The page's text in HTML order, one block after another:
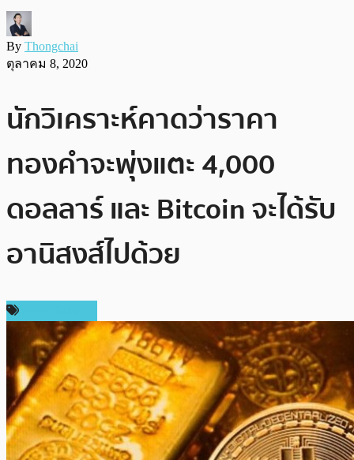
By Thongchai
ตุลาคม 8, 2020
นักวิเคราะห์คาดว่าราคา
ทองคำจะพุ่งแตะ 4,000
ดอลลาร์ และ Bitcoin จะได้รับ
อานิสงส์ไปด้วย